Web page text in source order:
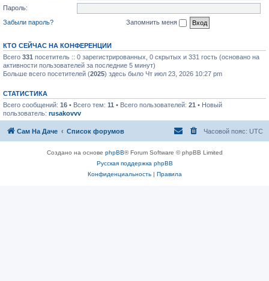
Пароль:
Забыли пароль?
Запомнить меня
КТО СЕЙЧАС НА КОНФЕРЕНЦИИ
Всего 331 посетитель :: 0 зарегистрированных, 0 скрытых и 331 гость (основано на
активности пользователей за последние 5 минут)
Больше всего посетителей (2025) здесь было Чт июл 23, 2026 10:27 pm
СТАТИСТИКА
Всего сообщений: 16 • Всего тем: 11 • Всего пользователей: 21 • Новый
пользователь: rusakovvv
Сам На Даче Список форумов Часовой пояс: UTC
Создано на основе phpBB® Forum Software © phpBB Limited
Русская поддержка phpBB
Конфиденциальность| Правила